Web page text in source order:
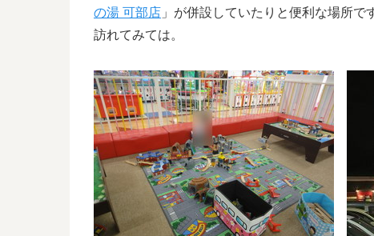
の湯 可部店 」が併設していたりと便利な場所
訪れてみては。